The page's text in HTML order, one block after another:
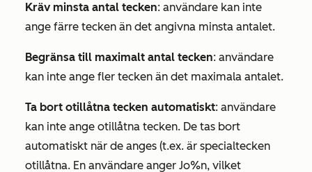
Kräv minsta antal tecken: användare kan inte
ange färre tecken än det angivna minsta antalet.
Begränsa till maximalt antal tecken: användare
kan inte ange fler tecken än det maximala antalet.
Ta bort otillåtna tecken automatiskt: användare
kan inte ange otillåtna tecken. De tas bort
automatiskt när de anges (t.ex. är specialtecken
otillåtna. En användare anger Jo%n, vilket